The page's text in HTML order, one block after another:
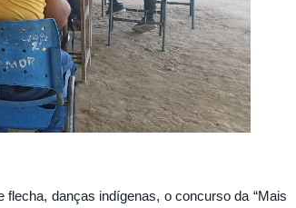
danças indígenas, o concurso da “Mais